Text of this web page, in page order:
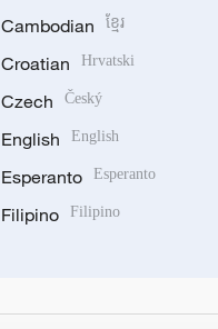
Cambodian ខ្មែរ
Croatian Hrvatski
Czech Český
English English
Esperanto Esperanto
Filipino Filipino